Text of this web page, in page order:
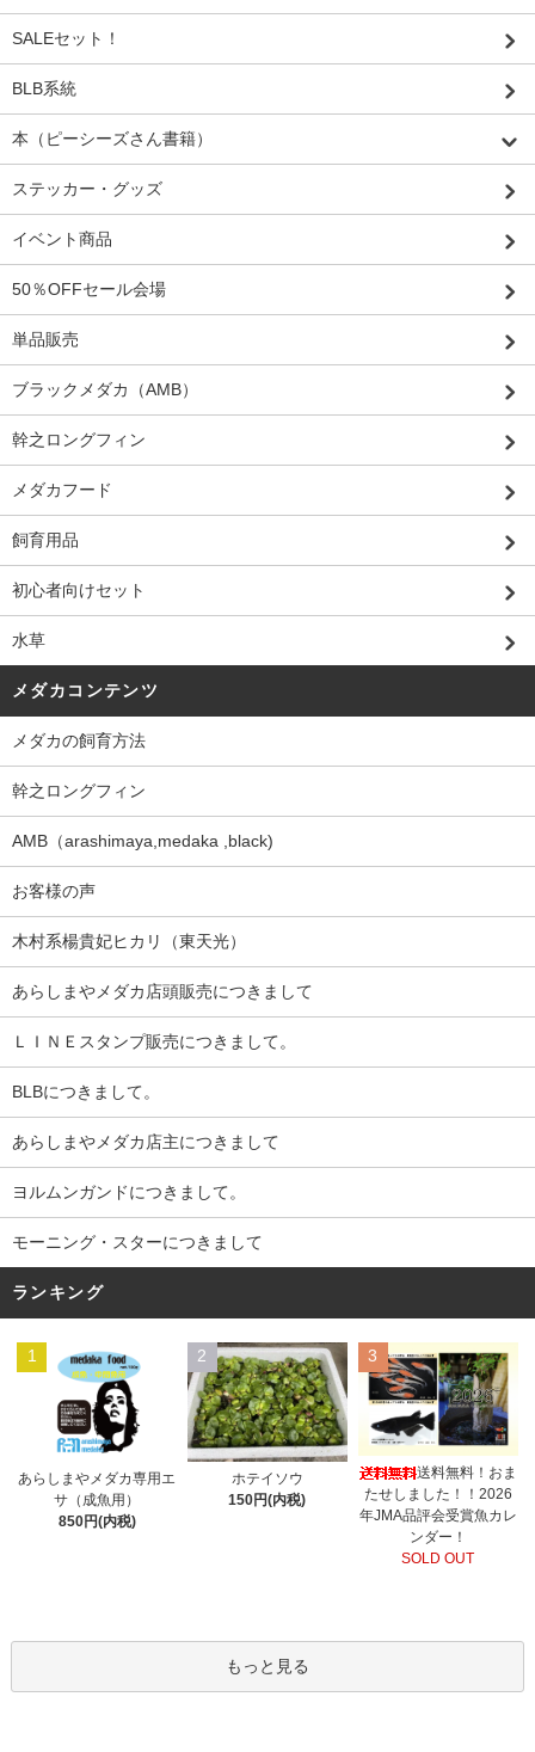
SALEセット！
BLB系統
本（ピーシーズさん書籍）
ステッカー・グッズ
イベント商品
50％OFFセール会場
単品販売
ブラックメダカ（AMB）
幹之ロングフィン
メダカフード
飼育用品
初心者向けセット
水草
メダカコンテンツ
メダカの飼育方法
幹之ロングフィン
AMB（arashimaya,medaka ,black)
お客様の声
木村系楊貴妃ヒカリ（東天光）
あらしまやメダカ店頭販売につきまして
ＬＩＮＥスタンプ販売につきまして。
BLBにつきまして。
あらしまやメダカ店主につきまして
ヨルムンガンドにつきまして。
モーニング・スターにつきまして
ランキング
1
あらしまやメダカ専用エ
サ（成魚用）
850円(内税)
2
ホテイソウ
150円(内税)
3
送料無料！おま
たせしました！！2026
年JMA品評会受賞魚カレ
ンダー！
SOLD OUT
もっと見る